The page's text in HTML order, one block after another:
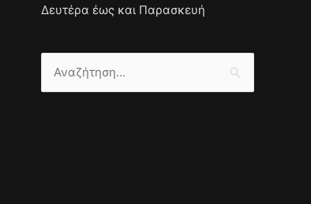
Δευτέρα έως και Παρασκευή
Αναζήτηση
για: